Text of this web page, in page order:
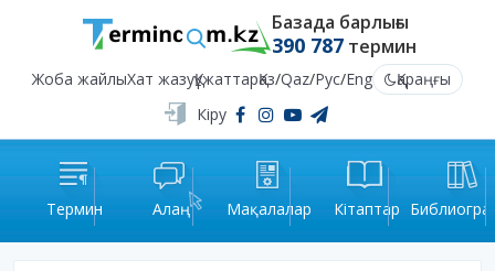
Базада барлығы
390 787термин
Жоба жайлыХат жазуҚұжаттарҚаз/Qaz/Рус/Eng
Қараңғы
Кіру
Термин Алаң Мақалалар Кітаптар